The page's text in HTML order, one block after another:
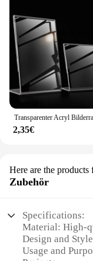
2,35€
Here are the products
Zubehör
Specifications:
Material: High-
Design and
Usage and